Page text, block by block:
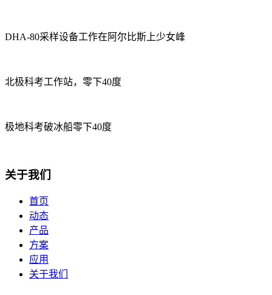
DHA-80采样设备工作在阿尔比斯上少女峰
北极科考工作站，零下40度
极地科考破冰船零下40度
关于我们
首页
动态
产品
方案
应用
关于我们